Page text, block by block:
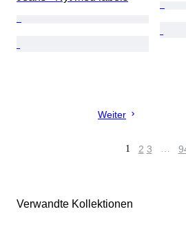
Weiter
1 2 3 …
Verwandte Kollektionen